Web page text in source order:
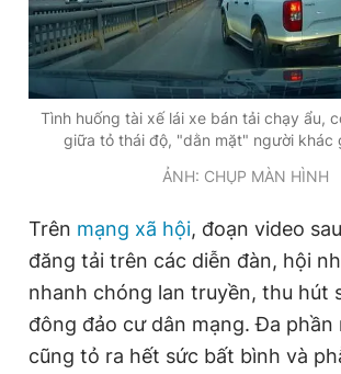
Tình huống tài xế lái xe bán tải chạy ẩu,
giữa tỏ thái độ, "dằn mặt" người khác
ẢNH: CHỤP MÀN HÌNH
Trên mạng xã hội, đoạn video
đăng tải trên các diễn đàn, hội
nhanh chóng lan truyền, thu hút
đông đảo cư dân mạng. Đa phần
cũng tỏ ra hết sức bất bình và